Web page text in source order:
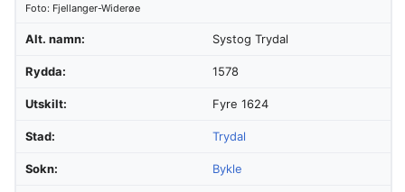
Foto: Fjellanger-Widerøe
Alt. namn: Systog Trydal
Rydda: 1578
Utskilt: Fyre 1624
Stad: Trydal
Sokn: Bykle